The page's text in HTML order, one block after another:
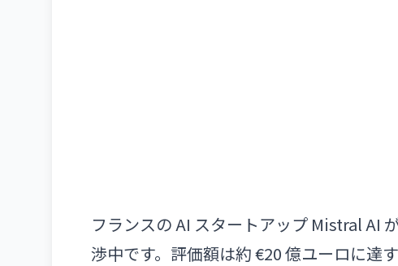
フランスの AI スタートアップ Mistral AI
渉中です。評価額は約 €20 億ユーロに達す